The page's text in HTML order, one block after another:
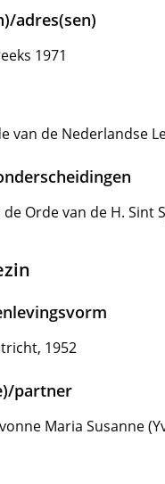
adres(sen)
1971
van de Nederlandse
Orde van de H. Sint
1952
partner
Maria Susanne